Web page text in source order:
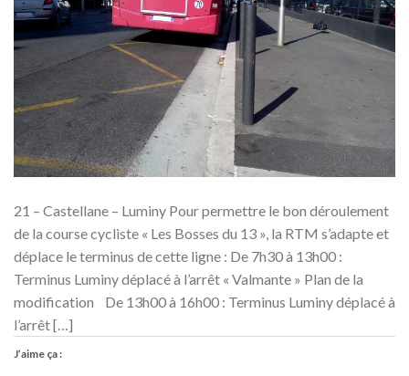
21 – Castellane – Luminy Pour permettre le bon déroulement
de la course cycliste « Les Bosses du 13 », la RTM s’adapte et
déplace le terminus de cette ligne : De 7h30 à 13h00 :
Terminus Luminy déplacé à l’arrêt « Valmante » Plan de la
modification De 13h00 à 16h00 : Terminus Luminy déplacé à
l’arrêt […]
J’aime ça :